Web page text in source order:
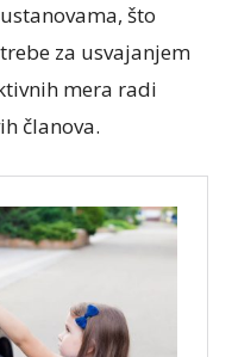
što
za usvajanjem
mera radi
članova.